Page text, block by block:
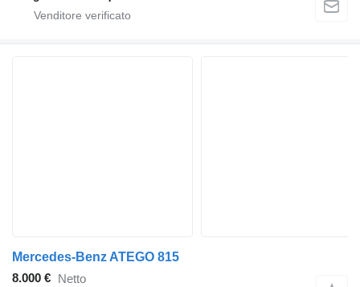
Mercedes-Benz ATEGO 815
8.000 € Netto